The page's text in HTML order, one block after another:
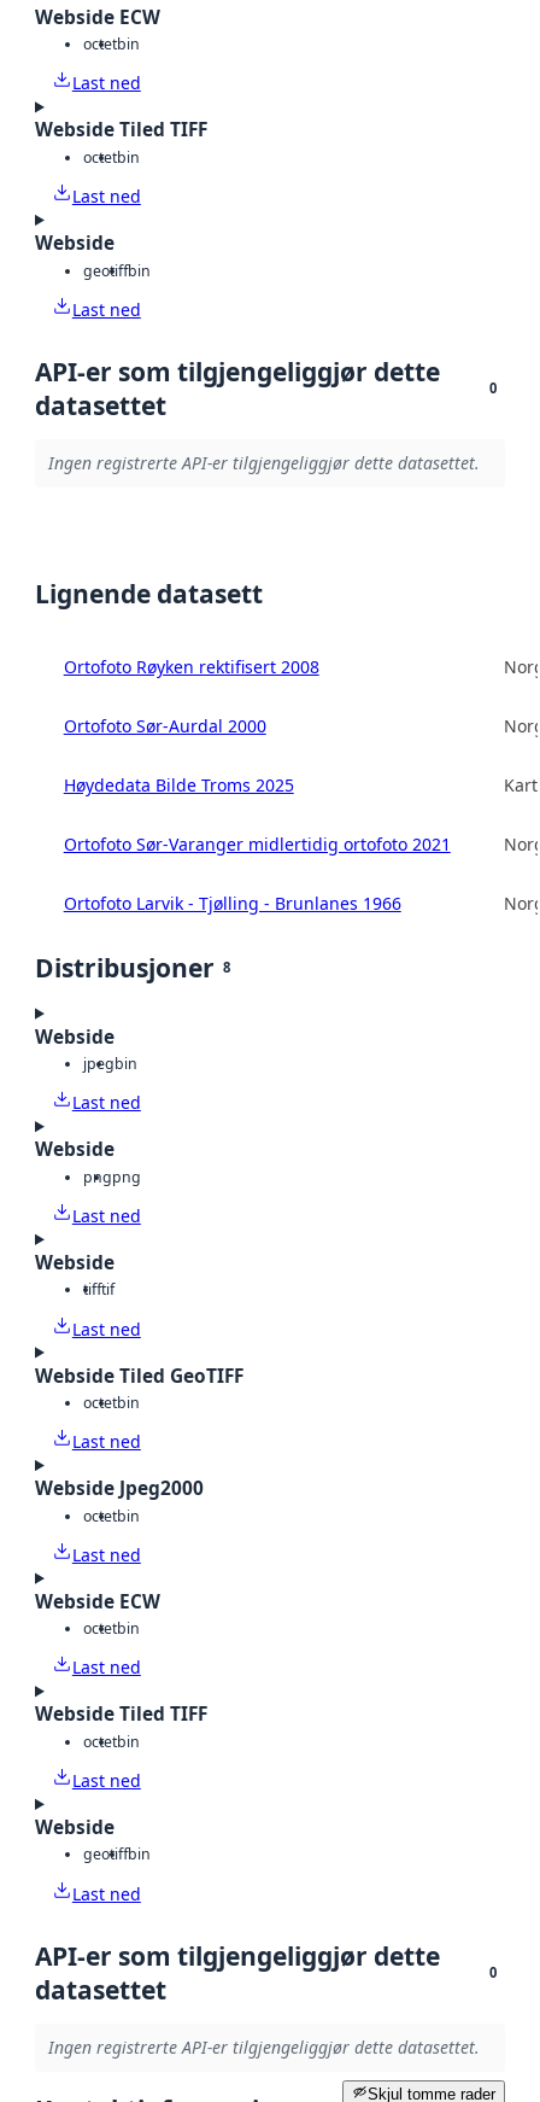
Webside ECW
octetbin
Last ned
Webside Tiled TIFF
octetbin
Last ned
Webside
geotiffbin
Last ned
API-er som tilgjengeliggjør dette
datasettet
0
Ingen registrerte API-er tilgjengeliggjør dette datasettet.
Lignende datasett
Ortofoto Røyken rektifisert 2008
Ortofoto Sør-Aurdal 2000
Høydedata Bilde Troms 2025
Ortofoto Sør-Varanger midlertidig ortofoto 2021
Ortofoto Larvik - Tjølling - Brunlanes 1966
Distribusjoner 8
Webside
jpegbin
Last ned
Webside
pngpng
Last ned
Webside
tifftif
Last ned
Webside Tiled GeoTIFF
octetbin
Last ned
Webside Jpeg2000
octetbin
Last ned
Webside ECW
octetbin
Last ned
Webside Tiled TIFF
octetbin
Last ned
Webside
geotiffbin
Last ned
API-er som tilgjengeliggjør dette
datasettet
0
Ingen registrerte API-er tilgjengeliggjør dette datasettet.
Skjul tomme rader